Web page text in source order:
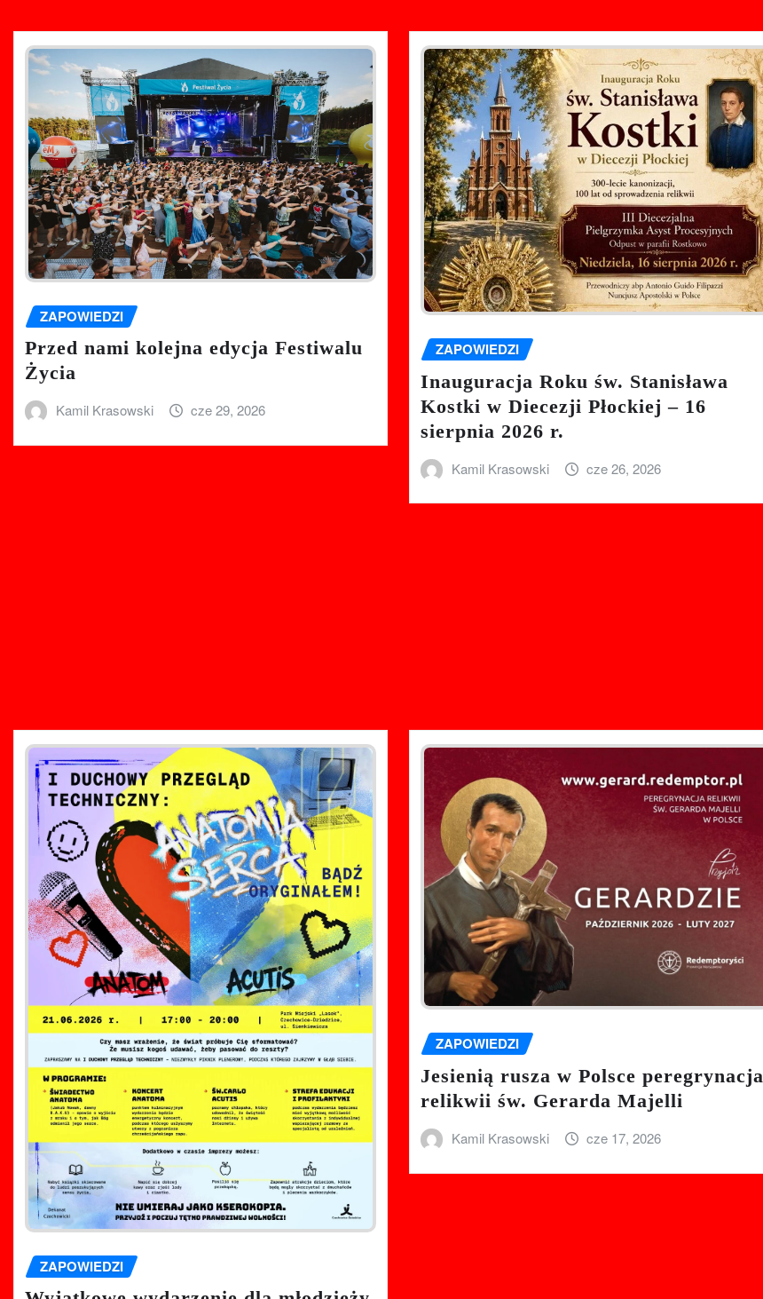
ZAPOWIEDZI
Przed nami kolejna edycja Festiwalu
Życia
Kamil Krasowski cze 29, 2026
ZAPOWIEDZI
Inauguracja Roku św. Stanisława
Kostki w Diecezji Płockiej – 16
sierpnia 2026 r.
Kamil Krasowski cze 26, 2026
ZAPOWIEDZI
ZAPOWIEDZI
Jesienią rusza w Polsce peregrynacja
relikwii św. Gerarda Majelli
Kamil Krasowski cze 17, 2026